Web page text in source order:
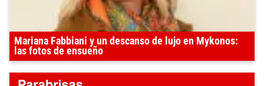
Mariana Fabbiani y un descanso de lujo en Mykonos:
las fotos de ensueño